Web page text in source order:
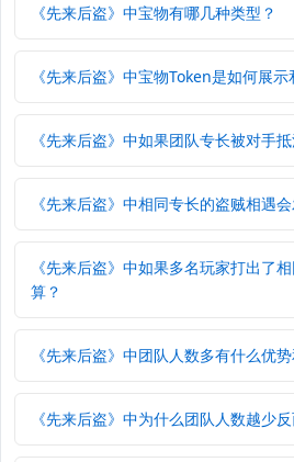
《先来后盗》中宝物有哪几种类型？
《先来后盗》中宝物Token是如何展示
《先来后盗》中如果团队专长被对手
《先来后盗》中相同专长的盗贼相遇
《先来后盗》中如果多名玩家打出了
算？
《先来后盗》中团队人数多有什么优
《先来后盗》中为什么团队人数越少